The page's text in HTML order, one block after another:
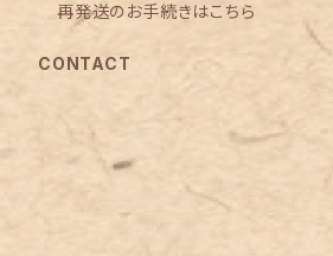
再発送のお手続きはこちら
CONTACT